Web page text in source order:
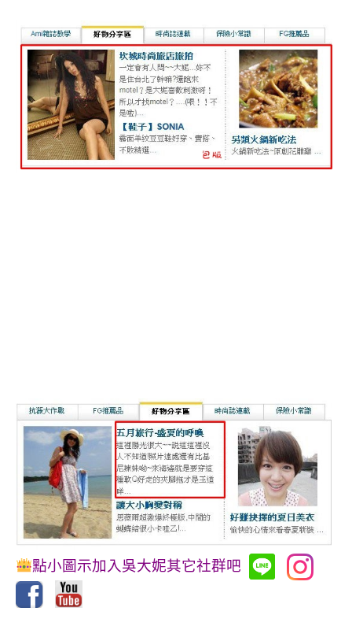
點小圖示加入吳大妮其它社群吧